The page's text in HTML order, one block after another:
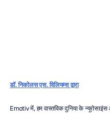
डॉ. निकोलस एस. विलियम्स द्वारा
Emotiv में, हम वास्तविक दुनिया के